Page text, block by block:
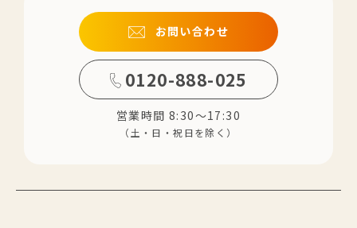
お問い合わせ
0120-888-025
営業時間 8:30～17:30
（土・日・祝日を除く）